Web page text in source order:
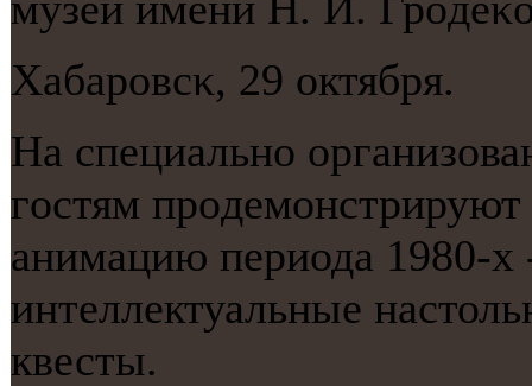
Хабарοвсκ, 29 октября.
На специальнο
гοстям
анимацию периода 1980-х
интеллектуальные
квесты.